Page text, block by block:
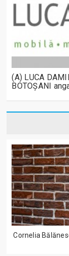
(A) LUCA
BOTOȘANI
Cornelia